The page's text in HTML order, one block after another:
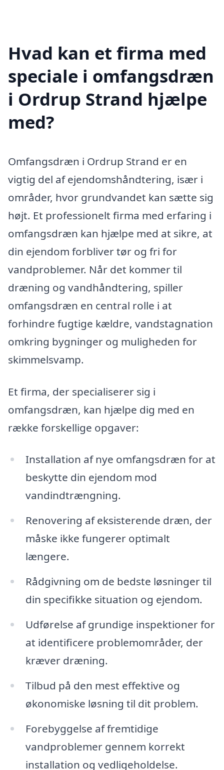
Hvad kan et firma med
speciale i omfangsdræn
i Ordrup Strand hjælpe
med?
Omfangsdræn i Ordrup Strand er en
vigtig del af ejendomshåndtering, især i
områder, hvor grundvandet kan sætte sig
højt. Et professionelt firma med erfaring i
omfangsdræn kan hjælpe med at sikre, at
din ejendom forbliver tør og fri for
vandproblemer. Når det kommer til
dræning og vandhåndtering, spiller
omfangsdræn en central rolle i at
forhindre fugtige kældre, vandstagnation
omkring bygninger og muligheden for
skimmelsvamp.
Et firma, der specialiserer sig i
omfangsdræn, kan hjælpe dig med en
række forskellige opgaver:
Installation af nye omfangsdræn for at
beskytte din ejendom mod
vandindtrængning.
Renovering af eksisterende dræn, der
måske ikke fungerer optimalt
længere.
Rådgivning om de bedste løsninger til
din specifikke situation og ejendom.
Udførelse af grundige inspektioner for
at identificere problemområder, der
kræver dræning.
Tilbud på den mest effektive og
økonomiske løsning til dit problem.
Forebyggelse af fremtidige
vandproblemer gennem korrekt
installation og vedligeholdelse.